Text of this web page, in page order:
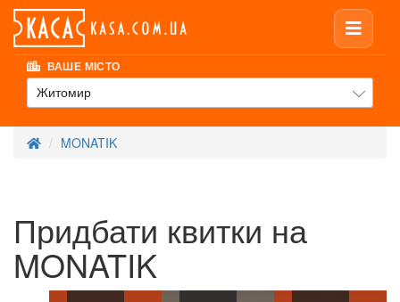
ВАШЕ МІСТО
Житомир
MONATIK
Придбати квитки на
MONATIK